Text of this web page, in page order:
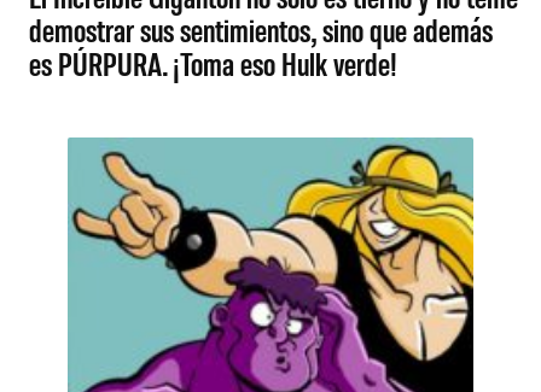
demostrar sus sentimientos, sino que además
es PÚRPURA. ¡Toma eso Hulk verde!